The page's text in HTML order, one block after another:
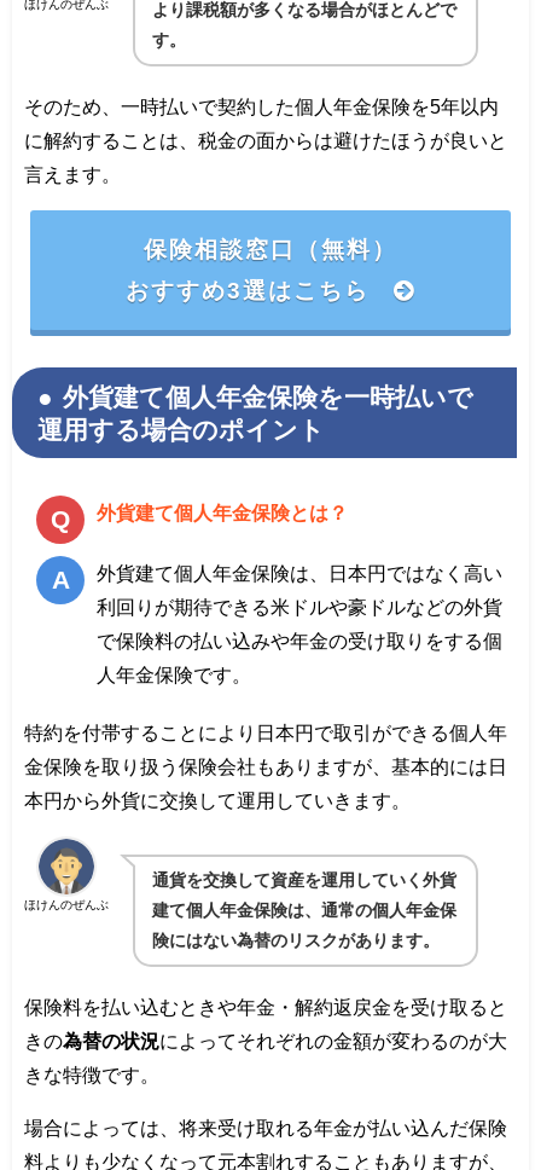
ほけんのぜんぶ
より課税額が多くなる場合がほとんどで
す。
そのため、一時払いで契約した個人年金保険を5年以内
に解約することは、税金の面からは避けたほうが良いと
言えます。
保険相談窓口（無料）
おすすめ3選はこちら
外貨建て個人年金保険を一時払いで
運用する場合のポイント
外貨建て個人年金保険とは？
外貨建て個人年金保険は、日本円ではなく高い
利回りが期待できる米ドルや豪ドルなどの外貨
で保険料の払い込みや年金の受け取りをする個
人年金保険です。
特約を付帯することにより日本円で取引ができる個人年
金保険を取り扱う保険会社もありますが、基本的には日
本円から外貨に交換して運用していきます。
ほけんのぜんぶ
通貨を交換して資産を運用していく外貨
建て個人年金保険は、通常の個人年金保
険にはない為替のリスクがあります。
保険料を払い込むときや年金・解約返戻金を受け取ると
きの為替の状況によってそれぞれの金額が変わるのが大
きな特徴です。
場合によっては、将来受け取れる年金が払い込んだ保険
料よりも少なくなって元本割れすることもありますが、